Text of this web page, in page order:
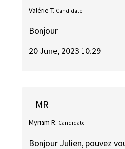
Valérie T. Candidate
Bonjour
20 June, 2023 10:29
MR
Myriam R. Candidate
Bonjour Julien, pouvez